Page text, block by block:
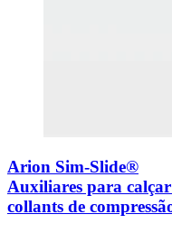
Arion Sim-Slide®
Auxiliares para
collants de